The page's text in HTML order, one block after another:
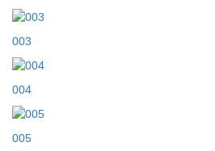
003
004
005